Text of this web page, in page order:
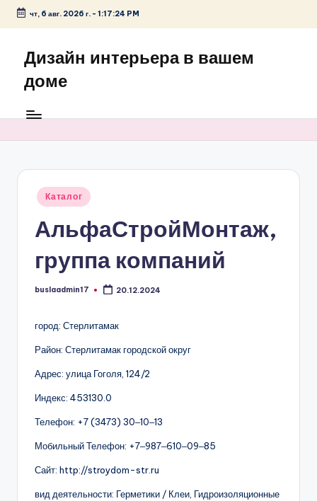
Перейти
содержимому
чт, 6 авг. 2026 г.- 1:17:24 PM
Дизайн интерьера в вашем
доме
Опубликовано
Каталог
АльфаСтройМонтаж,
группа компаний
Запись
buslaadmin17 20.12.2024
город: Стерлитамак
Район: Стерлитамак городской округ
Адрес: улица Гоголя, 124/2
Индекс: 453130.0
Телефон: +7 (3473) 30‒10‒13
Мобильный Телефон: +7‒987‒610‒09‒85
Сайт: http://stroydom-str.ru
вид деятельности: Герметики / Клеи, Гидроизоляционные